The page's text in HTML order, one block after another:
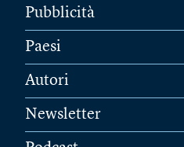
Pubblicità
Paesi
Autori
Newsletter